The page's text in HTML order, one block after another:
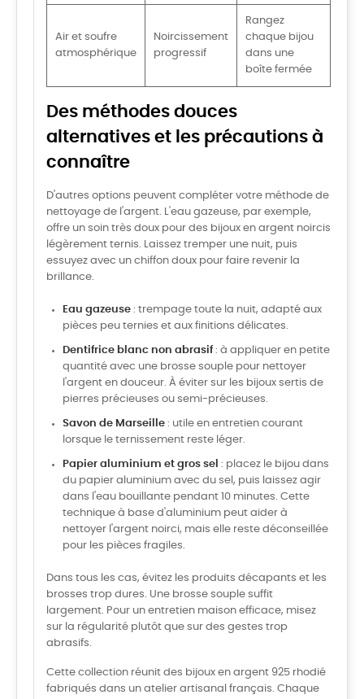
Air et soufre
atmosphérique
Noircissement
progressif
Rangez
chaque bijou
dans une
boîte fermée
Des méthodes douces
alternatives et les précautions à
connaître
D'autres options peuvent compléter votre méthode de
nettoyage de l'argent. L'eau gazeuse, par exemple,
offre un soin très doux pour des bijoux en argent noircis
légèrement ternis. Laissez tremper une nuit, puis
essuyez avec un chiffon doux pour faire revenir la
brillance.
Eau gazeuse : trempage toute la nuit, adapté aux
pièces peu ternies et aux finitions délicates.
Dentifrice blanc non abrasif: à appliquer en petite
quantité avec une brosse souple pour nettoyer
l'argent en douceur. À éviter sur les bijoux sertis de
pierres précieuses ou semi-précieuses.
Savon de Marseille : utile en entretien courant
lorsque le ternissement reste léger.
Papier aluminium et gros sel : placez le bijou dans
du papier aluminium avec du sel, puis laissez agir
dans l'eau bouillante pendant 10 minutes. Cette
technique à base d'aluminium peut aider à
nettoyer l'argent noirci, mais elle reste déconseillée
pour les pièces fragiles.
Dans tous les cas, évitez les produits décapants et les
brosses trop dures. Une brosse souple suffit
largement. Pour un entretien maison efficace, misez
sur la régularité plutôt que sur des gestes trop
abrasifs.
Cette collection réunit des bijoux en argent 925 rhodié
fabriqués dans un atelier artisanal français. Chaque